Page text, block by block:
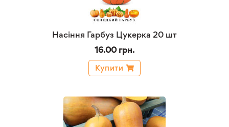
Насіння Гарбуз Цукерка 20 шт
16.00 грн.
Купити